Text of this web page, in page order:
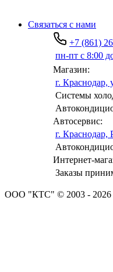
Связаться с нами
+7 (861)
пн-пт с 8:00
Магазин:
г. Краснодар,
Системы
Автосервис:
г. Краснодар,
Интернет-
Заказы
ООО "КТС" © 2003 - 2026